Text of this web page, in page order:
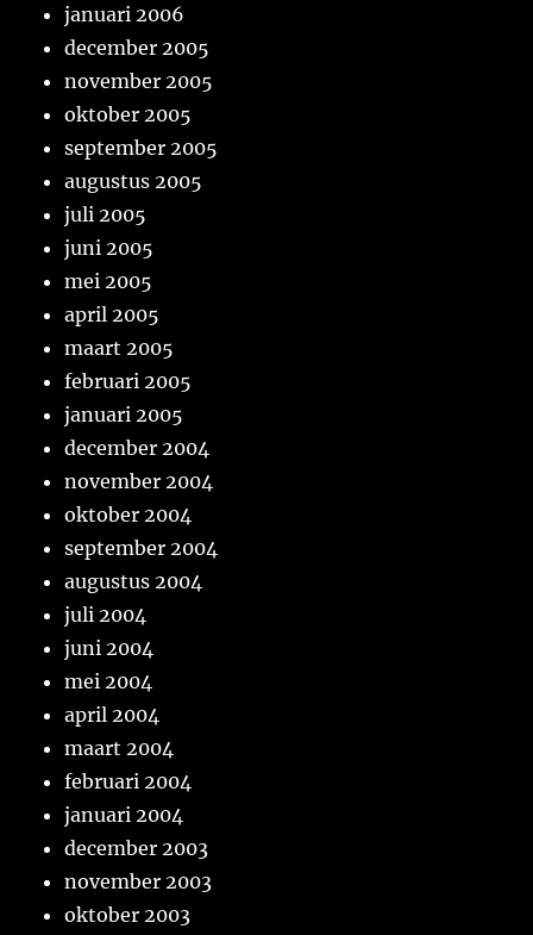
januari 2006
december 2005
november 2005
oktober 2005
september 2005
augustus 2005
juli 2005
juni 2005
mei 2005
april 2005
maart 2005
februari 2005
januari 2005
december 2004
november 2004
oktober 2004
september 2004
augustus 2004
juli 2004
juni 2004
mei 2004
april 2004
maart 2004
februari 2004
januari 2004
december 2003
november 2003
oktober 2003